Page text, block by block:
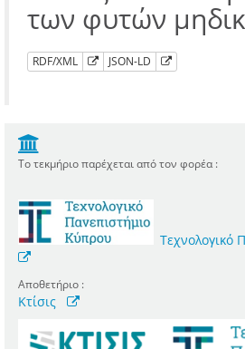
των φυτών
RDF/XML JSON-LD
Το τεκμήριο παρέχεται από τον φορέα :
Τεχνολογικό
Αποθετήριο :
Κτίσις